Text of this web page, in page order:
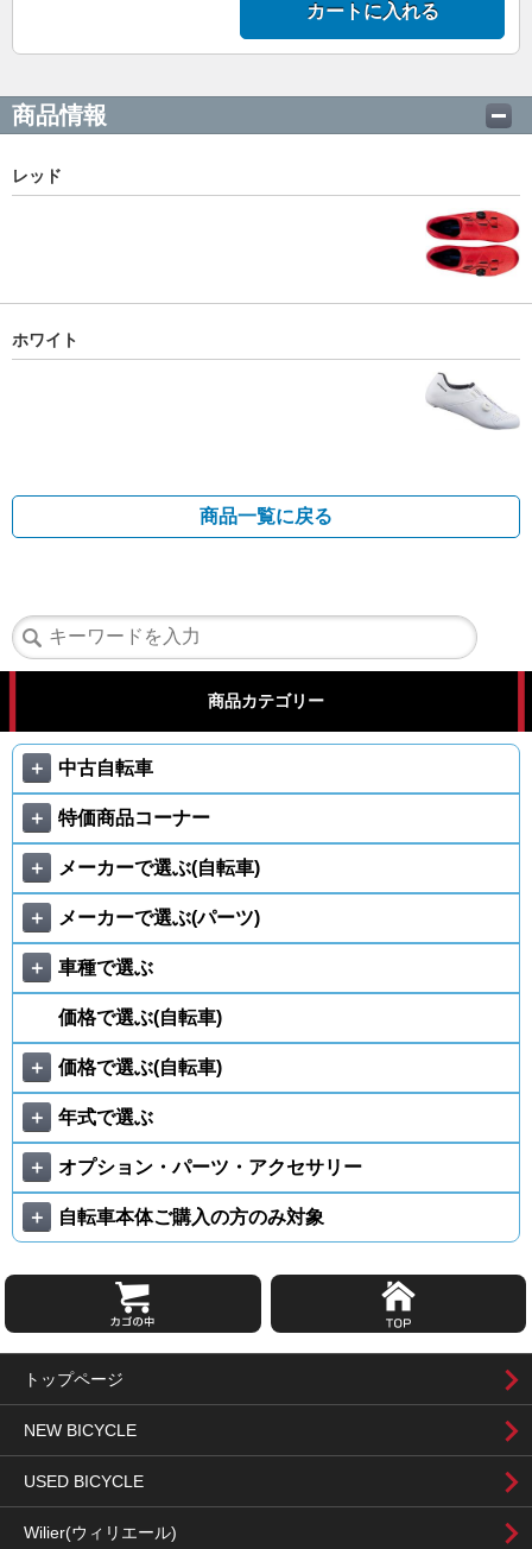
カートに入れる
商品情報
レッド
ホワイト
商品一覧に戻る
商品カテゴリー
＋ 中古自転車
＋ 特価商品コーナー
＋ メーカーで選ぶ(自転車)
＋ メーカーで選ぶ(パーツ)
＋ 車種で選ぶ
価格で選ぶ(自転車)
＋ 価格で選ぶ(自転車)
＋ 年式で選ぶ
＋ オプション・パーツ・アクセサリー
＋ 自転車本体ご購入の方のみ対象
トップページ
NEW BICYCLE
USED BICYCLE
Wilier(ウィリエール)